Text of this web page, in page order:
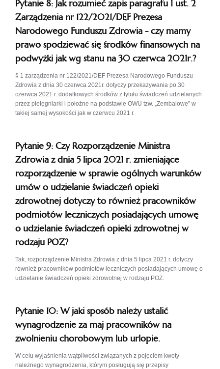
Pytanie 8: Jak rozumieć zapis paragrafu 1 ust. 2
Zarządzenia nr 122/2021/DEF Prezesa
Narodowego Funduszu Zdrowia - czy mamy
prawo spodziewać się środków finansowych na
podwyżki jak wg stanu na 30 czerwca 2021r.?
§ 1 zarządzenia nr 122/2021/DEF Prezesa Narodowego Funduszu
Zdrowia z dnia 30 czerwca 2021r. dotyczy przekazywania po 30
czerwca 2021 r. dodatkowych środków z tytułu świadczeń udzielanych
przez pielęgniarki i położne na podstawie OWU tzw. „Zembalowe” w
takiej samej wysokości jak w czerwcu 2021 r.
Pytanie 9: Czy Rozporządzenie Ministra
Zdrowia z dnia 5 lipca 2021 r. zmieniające
rozporządzenie w sprawie ogólnych warunków
umów o udzielanie świadczeń opieki
zdrowotnej dotyczy to również pracowników
podmiotów leczniczych posiadających umowę
o udzielanie świadczeń opieki zdrowotnej w
rodzaju POZ?
Tak, rozporządzenie Ministra Zdrowia z dnia 5 lipca 2021 r. dotyczy
również pracowników podmiotów leczniczych posiadających umowę o
udzielanie świadczeń opieki zdrowotnej w rodzaju POZ.
Pytanie 10: W jaki sposób należy ustalić
wynagrodzenie za maj pracowników na
zwolnieniu chorobowym lub urlopie.
W celu wyjaśnienia wątpliwości związanych z pojęciem kwoty
należnego wynagrodzenia, którym posługują się przepisy